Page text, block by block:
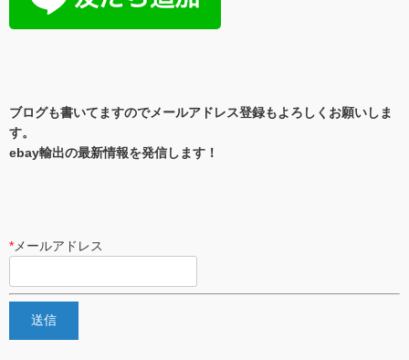
ブログも書いてますのでメールアドレス登録もよろしくお願いしま
す。
ebay輸出の最新情報を発信します！
* メールアドレス